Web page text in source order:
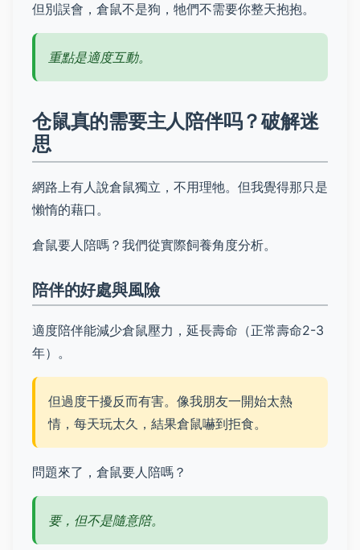
但別誤會，倉鼠不是狗，牠們不需要你整天抱抱。
重點是適度互動。
仓鼠真的需要主人陪伴吗？破解迷
思
網路上有人說倉鼠獨立，不用理牠。但我覺得那只是
懶惰的藉口。
倉鼠要人陪嗎？我們從實際飼養角度分析。
陪伴的好處與風險
適度陪伴能減少倉鼠壓力，延長壽命（正常壽命2-3
年）。
但過度干擾反而有害。像我朋友一開始太熱
情，每天玩太久，結果倉鼠嚇到拒食。
問題來了，倉鼠要人陪嗎？
要，但不是隨意陪。